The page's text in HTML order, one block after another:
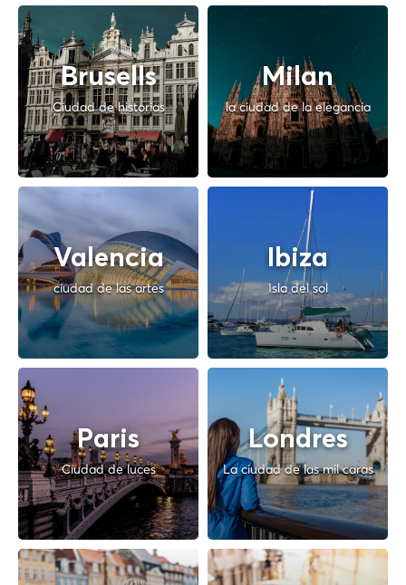
Brusells
Ciudad de historias
Milan
la ciudad de la elegancia
Valencia
ciudad de las artes
Ibiza
Isla del sol
Paris
Ciudad de luces
Londres
La ciudad de las mil caras